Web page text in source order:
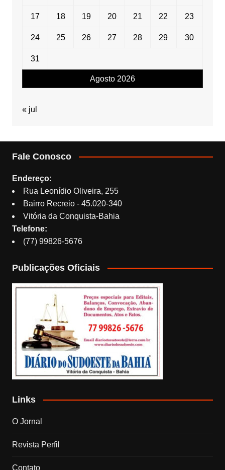
Agosto 2026
17 18 19 20 21 22 23
24 25 26 27 28 29 30
31
« jul
Fale Conosco
Endereço:
Rua Leonídio Oliveira, 255
Bairro Recreio - 45.020-340
Vitória da Conquista-Bahia
Telefone:
(77) 99826-5676
Publicações Oficiais
Links
O Jornal
Revista Perfil
Contato